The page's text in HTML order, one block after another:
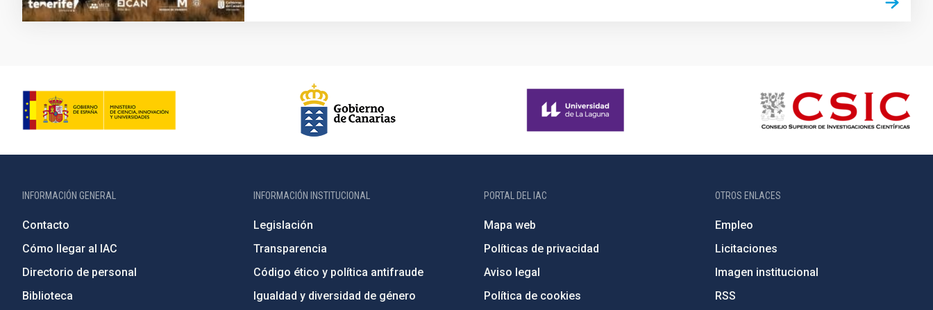
INFORMACIÓN GENERAL
Contacto
Cómo llegar al IAC
Directorio de personal
Biblioteca
INFORMACIÓN INSTITUCIONAL
Legislación
Transparencia
Código ético y política antifraude
Igualdad y diversidad de género
PORTAL DEL IAC
Mapa web
Políticas de privacidad
Aviso legal
Política de cookies
OTROS ENLACES
Empleo
Licitaciones
Imagen institucional
RSS